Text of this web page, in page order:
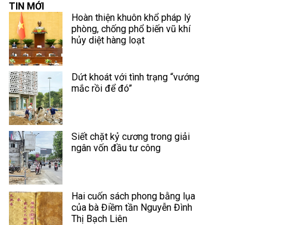
TIN MỚI
Hoàn thiện khuôn khổ pháp lý
phòng, chống phổ biến vũ khí
hủy diệt hàng loạt
Dứt khoát với tình trạng “vướng
mắc rồi để đó”
Siết chặt kỷ cương trong giải
ngân vốn đầu tư công
Hai cuốn sách phong bằng lụa
của bà Điềm tần Nguyễn Đình
Thị Bạch Liên